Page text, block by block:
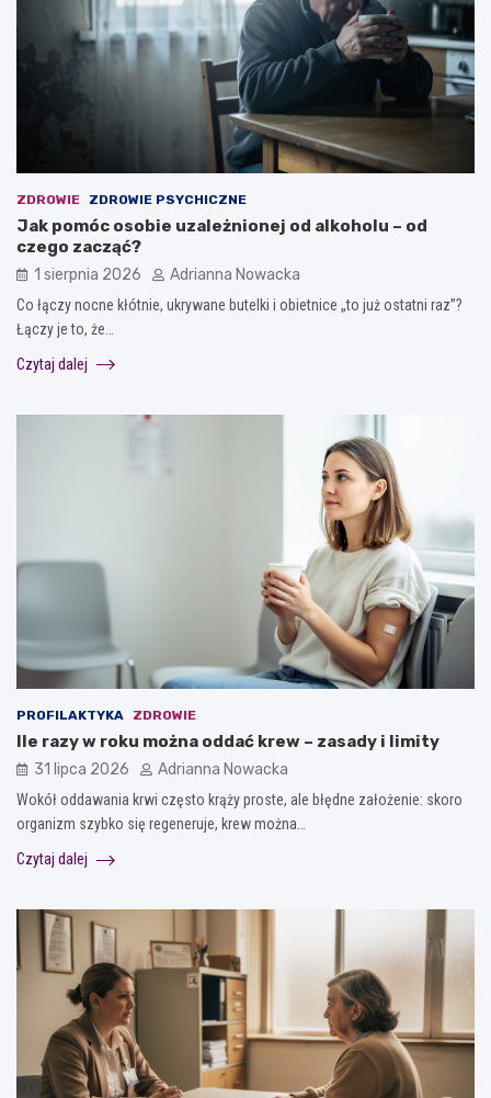
ZDROWIE ZDROWIE PSYCHICZNE
Jak pomóc osobie uzależnionej od alkoholu – od
czego zacząć?
1 sierpnia 2026 Adrianna Nowacka
Co łączy nocne kłótnie, ukrywane butelki i obietnice „to już ostatni raz”?
Łączy je to, że…
Czytaj dalej
PROFILAKTYKA ZDROWIE
Ile razy w roku można oddać krew – zasady i limity
31 lipca 2026 Adrianna Nowacka
Wokół oddawania krwi często krąży proste, ale błędne założenie: skoro
organizm szybko się regeneruje, krew można…
Czytaj dalej